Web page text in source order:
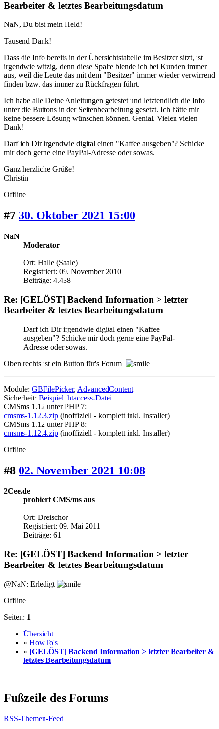
Bearbeiter & letztes Bearbeitungsdatum
NaN, Du bist mein Held!
Tausend Dank!
Dass die Info bereits in der Übersichtstabelle im Besitzer sitzt, ist
irgendwie witzig, denn diese Spalte blende ich bei Kunden immer
aus, weil die Leute das mit dem "Besitzer" immer wieder verwirrend
finden bzw. das immer zu Rückfragen führt.
Ich habe alle Deine Anleitungen getestet und letztendlich die Info
unter die Buttons in der Seitenbearbeitung gesetzt. Ich hätte mir
keine bessere Lösung wünschen können. Genial. Vielen vielen
Dank!
Darf ich Dir irgendwie digital einen "Kaffee ausgeben"? Schicke
mir doch gerne eine PayPal-Adresse oder sowas.
Ganz herzliche Grüße!
Christin
Offline
#7 30. Oktober 2021 15:00
NaN
Moderator
Ort: Halle (Saale)
Registriert: 09. November 2010
Beiträge: 4.438
Re: [GELÖST] Backend Information > letzter
Bearbeiter & letztes Bearbeitungsdatum
Darf ich Dir irgendwie digital einen "Kaffee
ausgeben"? Schicke mir doch gerne eine PayPal-
Adresse oder sowas.
Oben rechts ist ein Button für's Forum
Module: GBFilePicker, AdvancedContent
Sicherheit: Beispiel .htaccess-Datei
CMSms 1.12 unter PHP 7:
cmsms-1.12.3.zip (inoffiziell - komplett inkl. Installer)
CMSms 1.12 unter PHP 8:
cmsms-1.12.4.zip (inoffiziell - komplett inkl. Installer)
Offline
#8 02. November 2021 10:08
2Cee.de
probiert CMS/ms aus
Ort: Dreischor
Registriert: 09. Mai 2011
Beiträge: 61
Re: [GELÖST] Backend Information > letzter
Bearbeiter & letztes Bearbeitungsdatum
@NaN: Erledigt
Offline
Seiten: 1
Übersicht
» HowTo's
» [GELÖST] Backend Information > letzter Bearbeiter &
letztes Bearbeitungsdatum
Fußzeile des Forums
RSS-Themen-Feed